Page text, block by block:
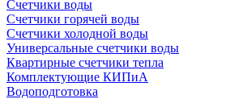
Счетчики воды
Счетчики горячей воды
Счетчики холодной воды
Универсальные счетчики воды
Квартирные счетчики тепла
Комплектующие КИПиА
Водоподготовка